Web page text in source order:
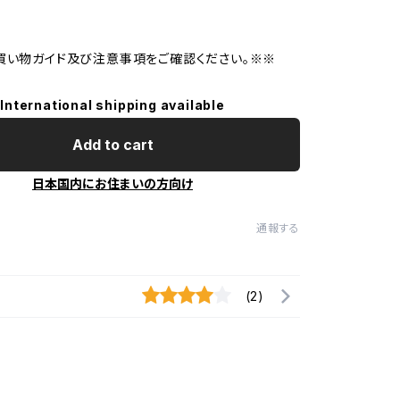
物ガイド及び注意事項をご確認ください。※※
International shipping available
Add to cart
日本国内にお住まいの方向け
通報する
(2)